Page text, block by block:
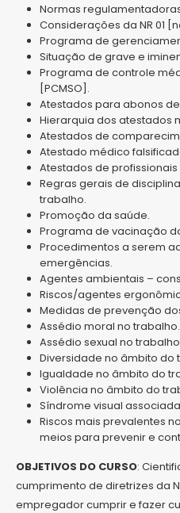
Normas
Considerações da NR 01
Programa de
Situação de grave e
Programa de controle
[PCMSO].
Atestados para abonos
Hierarquia dos atestados
Atestados de
Atestado médico
Atestados de
Regras gerais de
trabalho.
Promoção da saúde.
Programa de vacinação
Procedimentos a serem
emergências.
Agentes ambientais –
Riscos/agentes
Medidas de prevenção
Assédio moral no trabalho.
Assédio sexual no
Diversidade no âmbito do
Igualdade no âmbito do
Violência no âmbito do
Síndrome visual
Riscos mais prevalentes
meios para prevenir e
OBJETIVOS DO CURSO:
cumprimento de diretrizes da
empregador cumprir e fazer